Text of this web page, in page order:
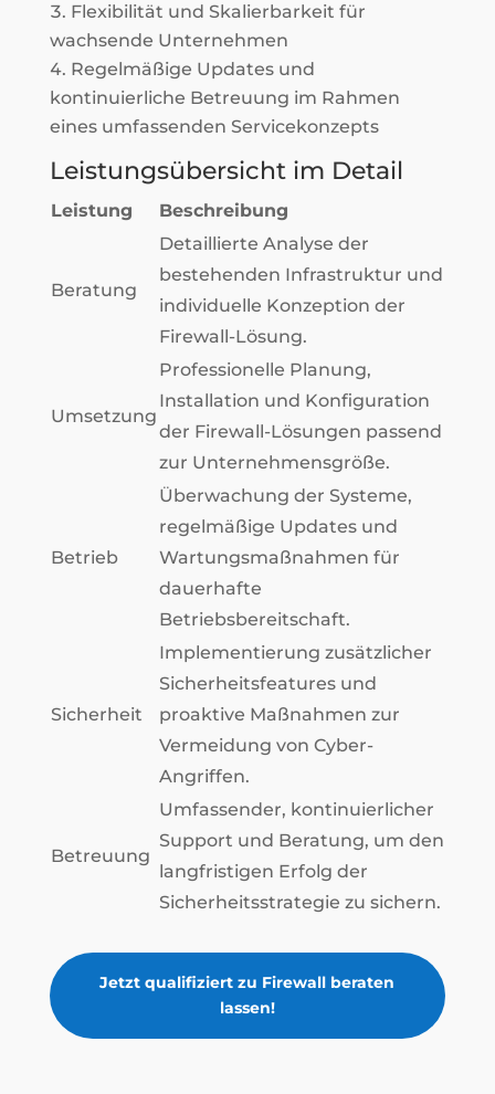
Flexibilität und Skalierbarkeit für
wachsende Unternehmen
Regelmäßige Updates und
kontinuierliche Betreuung im Rahmen
eines umfassenden Servicekonzepts
Leistungsübersicht im Detail
Leistung Beschreibung
Beratung
Detaillierte Analyse der
bestehenden Infrastruktur und
individuelle Konzeption der
Firewall-Lösung.
Umsetzung
Professionelle Planung,
Installation und Konfiguration
der Firewall-Lösungen passend
zur Unternehmensgröße.
Betrieb
Überwachung der Systeme,
regelmäßige Updates und
Wartungsmaßnahmen für
dauerhafte
Betriebsbereitschaft.
Sicherheit
Implementierung zusätzlicher
Sicherheitsfeatures und
proaktive Maßnahmen zur
Vermeidung von Cyber-
Angriffen.
Betreuung
Umfassender, kontinuierlicher
Support und Beratung, um den
langfristigen Erfolg der
Sicherheitsstrategie zu sichern.
Jetzt qualifiziert zu Firewall beraten
lassen!